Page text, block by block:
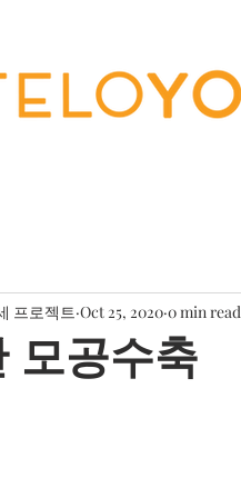
모공수축
프로젝트 Oct 25, 2020 0 min read